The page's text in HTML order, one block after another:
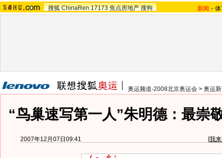
搜狐 ChinaRen 17173 焦点房地产 搜狗 新闻 -
奥运频道-2008北京奥运会 > 奥运
“鸟巢速写第一人”朱明德：最崇
2007年12月07日09:41 [我